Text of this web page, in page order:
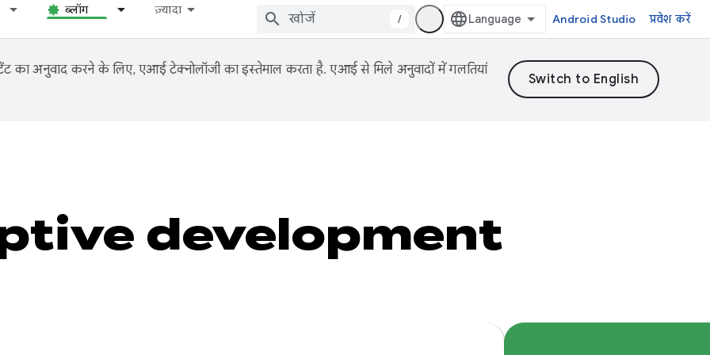
ब्लॉग ज़्यादा
/ Android Studio प्रवेश करें
का अनुवाद करने के लिए, एआई टेक्नोलॉजी का इस्तेमाल करता है. एआई से मिले अनुवादों में गलतियां
development